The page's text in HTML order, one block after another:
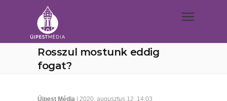
Rosszul mostunk eddig
fogat?
Újpest Média | 2020. augusztus 12. 14:03